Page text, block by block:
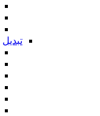
تبدیل